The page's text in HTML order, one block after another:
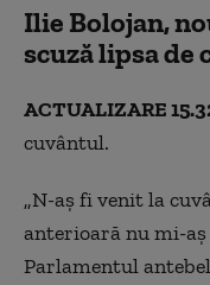
Ilie Bolojan,
scuză lipsa de
ACTUALIZARE
cuvântul.
„N-aș fi venit la
anterioară nu mi-
Parlamentul